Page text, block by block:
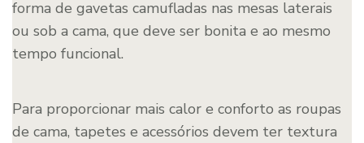
forma de gavetas camufladas nas mesas laterais
ou sob a cama, que deve ser bonita e ao mesmo
tempo funcional.
Para proporcionar mais calor e conforto as roupas
de cama, tapetes e acessórios devem ter textura